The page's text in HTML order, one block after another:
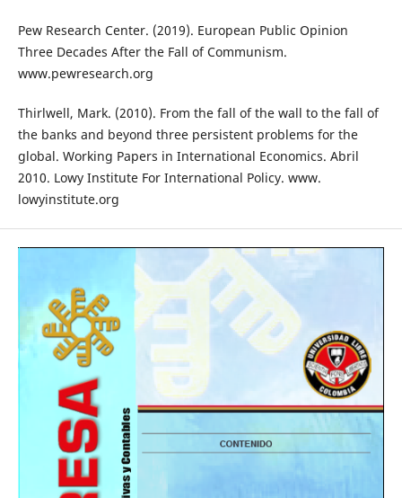
Pew Research Center. (2019). European Public Opinion
Three Decades After the Fall of Communism.
www.pewresearch.org
Thirlwell, Mark. (2010). From the fall of the wall to the fall of
the banks and beyond three persistent problems for the
global. Working Papers in International Economics. Abril
2010. Lowy Institute For International Policy. www.
lowyinstitute.org